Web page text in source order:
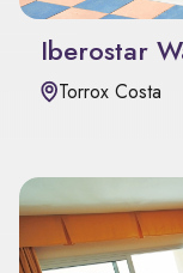
Iberostar
Torrox Costa